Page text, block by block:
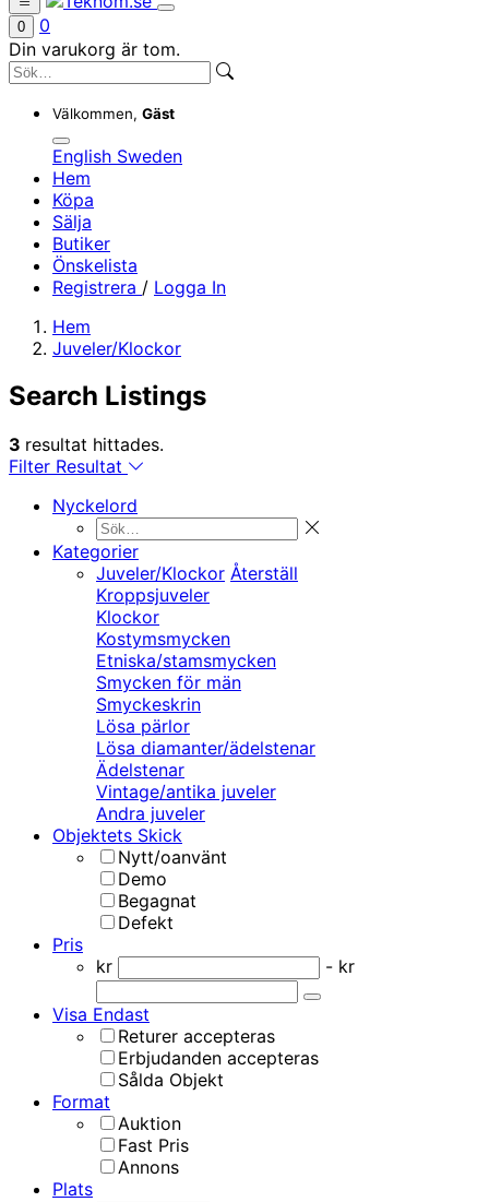
0
0
Din varukorg är tom.
Välkommen, Gäst
English Sweden
Hem
Köpa
Sälja
Butiker
Önskelista
Registrera / Logga In
Hem
Juveler/Klockor
Search Listings
3 resultat hittades.
Filter Resultat
Nyckelord
Kategorier
Juveler/Klockor Återställ
Kroppsjuveler
Klockor
Kostymsmycken
Etniska/stamsmycken
Smycken för män
Smyckeskrin
Lösa pärlor
Lösa diamanter/ädelstenar
Ädelstenar
Vintage/antika juveler
Andra juveler
Objektets Skick
Nytt/oanvänt
Demo
Begagnat
Defekt
Pris
kr
- kr
Visa Endast
Returer accepteras
Erbjudanden accepteras
Sålda Objekt
Format
Auktion
Fast Pris
Annons
Plats